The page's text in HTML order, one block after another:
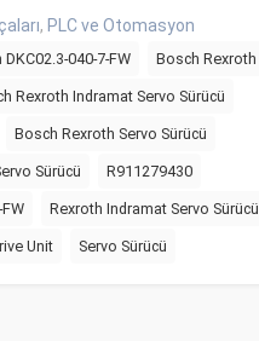
, PLC ve Otomasyon
040-7-FW Bosch Rexroth
Rexroth Indramat Servo Sürücü
Bosch Rexroth Servo Sürücü
Sürücü R911279430
Rexroth Indramat Servo Sürücü
Unit Servo Sürücü